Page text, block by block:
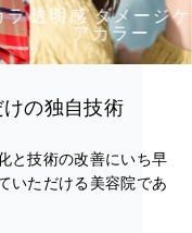
ラ透明感 ダメージケ
アカラー
の独自技術
と技術の改善にいち早
いただける美容院であ